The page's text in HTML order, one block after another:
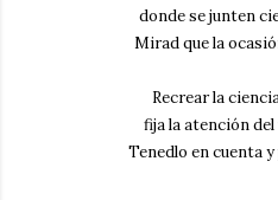
donde se junten
Mirad que la
Recrear la
fija la atención del
Tenedlo en cuenta y